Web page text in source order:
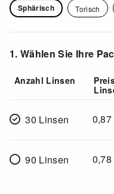
Sphärisch Torisch
1. Wählen Sie Ihre
Anzahl Linsen
30 Linsen 0,87
90 Linsen 0,78